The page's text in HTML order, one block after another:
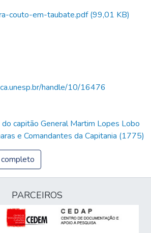
couto-em-taubate.pdf(99,01 KB)
handle/10/16476
capitão General Martim Lopes Lobo
e Comandantes da Capitania (1775)
PARCEIROS